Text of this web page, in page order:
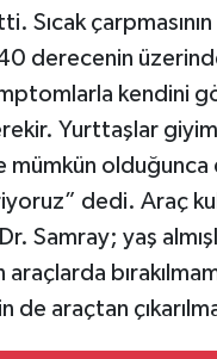
Sıcak
derecenin
kendini
Yurttaşlar
mümkün
dedi. Araç
Samray; yaş
araçlarda
araçtan